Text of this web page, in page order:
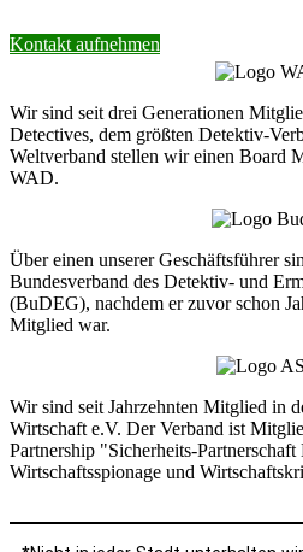
Kontakt aufnehmen
Wir sind seit drei Generationen
Detectives, dem größten Detektiv-
Weltverband stellen wir einen Board
WAD.
Über einen unserer Geschäftsführer
Bundesverband des Detektiv- und
(BuDEG), nachdem er zuvor schon
Mitglied war.
Wir sind seit Jahrzehnten Mitglied in
Wirtschaft e.V. Der Verband ist
Partnership "Sicherheits-Partnerschaft
Wirtschaftsspionage und